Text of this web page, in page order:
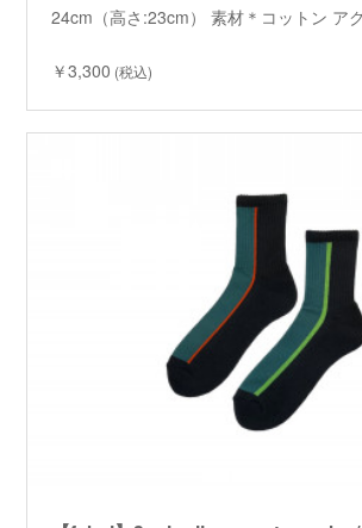
24cm（高さ:23cm） 素材＊コットン ア
￥3,300 (税込)